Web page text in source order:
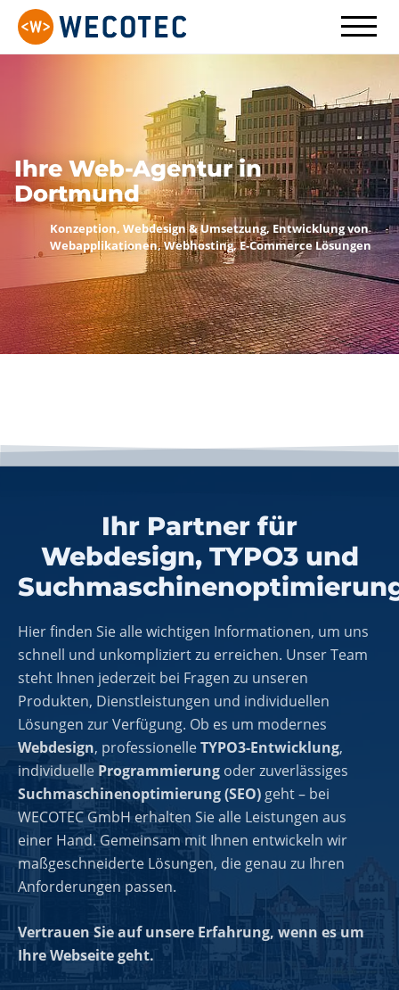
Ihre Web-Agentur in
Dortmund
Konzeption, Webdesign & Umsetzung,
Webapplikationen, Webhosting, E-Commerce
Ihr Partner für
Webdesign, TYPO3 und
Hier finden Sie alle wichtigen Informationen, um uns
schnell und unkompliziert zu erreichen. Unser Team
steht Ihnen jederzeit bei Fragen zu unseren
Produkten, Dienstleistungen und individuellen
Lösungen zur Verfügung. Ob es um modernes
Webdesign, professionelleTYPO3-Entwicklung,
individuelle Programmierung oder zuverlässiges
Suchmaschinenoptimierung (SEO) geht – bei
WECOTEC GmbH erhalten Sie alle Leistungen aus
einer Hand. Gemeinsam mit Ihnen entwickeln wir
maßgeschneiderte Lösungen, die genau zu Ihren
Anforderungen passen.
Vertrauen Sie auf unsere Erfahrung, wenn es um
Ihre Webseite geht.